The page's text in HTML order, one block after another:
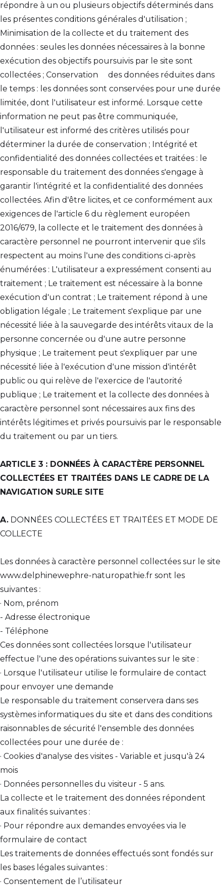
répondre à un ou plusieurs objectifs déterminés dans
les présentes conditions générales d'utilisation ;
Minimisation de la collecte et du traitement des
données : seules les données nécessaires à la bonne
exécution des objectifs poursuivis par le site sont
collectées ; Conservation des données réduites dans
le temps : les données sont conservées pour une durée
limitée, dont l'utilisateur est informé. Lorsque cette
information ne peut pas être communiquée,
l'utilisateur est informé des critères utilisés pour
déterminer la durée de conservation ; Intégrité et
confidentialité des données collectées et traitées : le
responsable du traitement des données s'engage à
garantir l'intégrité et la confidentialité des données
collectées. Afin d'être licites, et ce conformément aux
exigences de l'article 6 du règlement européen
2016/679, la collecte et le traitement des données à
caractère personnel ne pourront intervenir que s'ils
respectent au moins l'une des conditions ci-après
énumérées : L'utilisateur a expressément consenti au
traitement ; Le traitement est nécessaire à la bonne
exécution d'un contrat ; Le traitement répond à une
obligation légale ; Le traitement s'explique par une
nécessité liée à la sauvegarde des intérêts vitaux de la
personne concernée ou d'une autre personne
physique ; Le traitement peut s'expliquer par une
nécessité liée à l'exécution d'une mission d'intérêt
public ou qui relève de l'exercice de l'autorité
publique ; Le traitement et la collecte des données à
caractère personnel sont nécessaires aux fins des
intérêts légitimes et privés poursuivis par le responsable
du traitement ou par un tiers.
ARTICLE 3 : DONNÉES À CARACTÈRE PERSONNEL
COLLECTÉES ET TRAITÉES DANS LE CADRE DE LA
NAVIGATION SURLE SITE
A. DONNÉES COLLECTÉES ET TRAITÉES ET MODE DE
COLLECTE
Les données à caractère personnel collectées sur le site
www.delphinewephre-naturopathie.fr sont les
suivantes :
· Nom, prénom
- Adresse électronique
- Téléphone
Ces données sont collectées lorsque l'utilisateur
effectue l'une des opérations suivantes sur le site :
· Lorsque l'utilisateur utilise le formulaire de contact
pour envoyer une demande
Le responsable du traitement conservera dans ses
systèmes informatiques du site et dans des conditions
raisonnables de sécurité l'ensemble des données
collectées pour une durée de :
· Cookies d'analyse des visites - Variable et jusqu'à 24
mois
· Données personnelles du visiteur - 5 ans.
La collecte et le traitement des données répondent
aux finalités suivantes :
· Pour répondre aux demandes envoyées via le
formulaire de contact
Les traitements de données effectués sont fondés sur
les bases légales suivantes :
· Consentement de l’utilisateur